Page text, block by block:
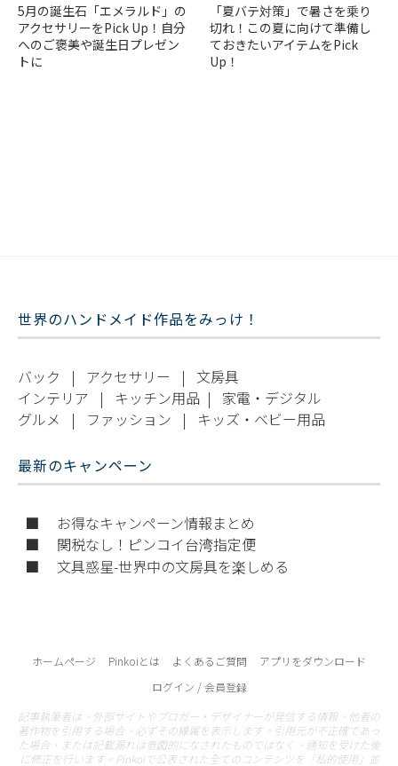
5月の誕生石「エメラルド」の
アクセサリーをPick Up！自分
へのご褒美や誕生日プレゼン
トに
「夏バテ対策」で暑さを乗り
切れ！この夏に向けて準備し
ておきたいアイテムをPick
Up！
世界のハンドメイド作品をみっけ！
バック | アクセサリー | 文房具
インテリア | キッチン用品 | 家電・デジタル
グルメ | ファッション | キッズ・ベビー用品
最新のキャンペーン
■ お得なキャンペーン情報まとめ
■ 関税なし！ピンコイ台湾指定便
■ 文具惑星-世界中の文房具を楽しめる
ホームページ Pinkoiとは よくあるご質問
アプリをダウンロード
ログイン / 会員登録
記事執筆者は、外部サイトやブロガー・デザイナーが発信する情報、他者の
著作物を引用する場合、必ずその帰属を表示します。引用元が不正確であっ
た場合、または記載漏れは意図的になされたものではなく、通知を受けた後
に修正を行います。Pinkoiで公表された全てのコンテンツを「私的使用」並